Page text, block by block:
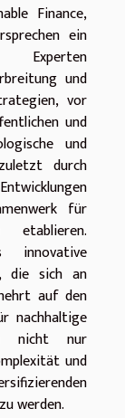
Finance,
ein
Experten
und
vor
und
und
durch
für
etablieren.
die sich an
auf den
nachhaltige
nicht nur
und
werden.